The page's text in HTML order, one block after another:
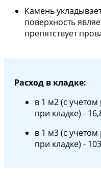
Камень
поверхность
препятствует
Расход в кладке:
в 1 м2 (с
при кладке) -
в 1 м3 (с
при кладке) -